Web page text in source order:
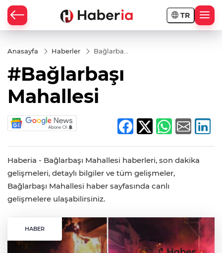
TR
Anasayfa Haberler
Bağlarbaşı
#Bağlarbaşı
Mahallesi
Haberia - Bağlarbaşı Mahallesi haberleri, son dakika
gelişmeleri, detaylı bilgiler ve tüm gelişmeler,
Bağlarbaşı Mahallesi haber sayfasında canlı
gelişmelere ulaşabilirsiniz.
HABER